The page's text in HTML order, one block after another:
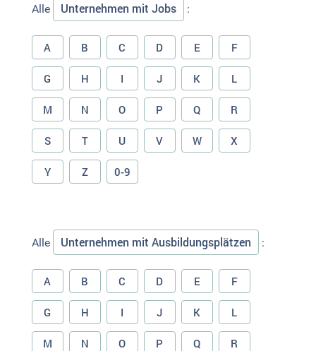
Alle Unternehmen mit Jobs :
A B C D E F
G H I J K L
M N O P Q R
S T U V W X
Y Z 0-9
Alle Unternehmen mit Ausbildungsplätzen :
A B C D E F
G H I J K L
M N O P Q R